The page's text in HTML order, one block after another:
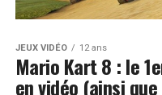
JEUX VIDÉO 12 ans
Mario Kart 8 : le
en vidéo (ainsi